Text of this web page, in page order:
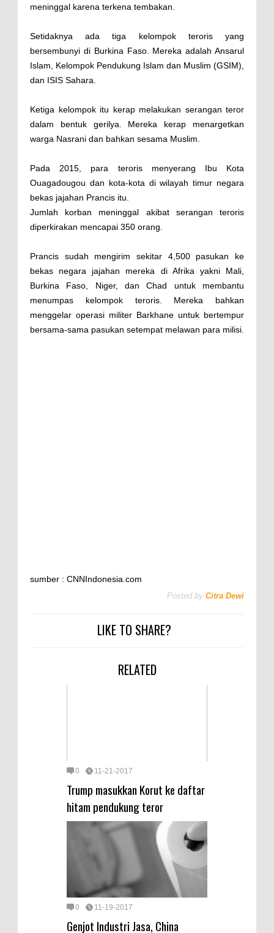
meninggal karena terkena tembakan.
Setidaknya ada tiga kelompok teroris yang
bersembunyi di Burkina Faso. Mereka adalah Ansarul
Islam, Kelompok Pendukung Islam dan Muslim (GSIM),
dan ISIS Sahara.
Ketiga kelompok itu kerap melakukan serangan teror
dalam bentuk gerilya. Mereka kerap menargetkan
warga Nasrani dan bahkan sesama Muslim.
Pada 2015, para teroris menyerang Ibu Kota
Ouagadougou dan kota-kota di wilayah timur negara
bekas jajahan Prancis itu.
Jumlah korban meninggal akibat serangan teroris
diperkirakan mencapai 350 orang.
Prancis sudah mengirim sekitar 4,500 pasukan ke
bekas negara jajahan mereka di Afrika yakni Mali,
Burkina Faso, Niger, dan Chad untuk membantu
menumpas kelompok teroris. Mereka bahkan
menggelar operasi militer Barkhane untuk bertempur
bersama-sama pasukan setempat melawan para milisi.
sumber : CNNIndonesia.com
Posted by Citra Dewi
LIKE TO SHARE?
RELATED
0 11-21-2017
Trump masukkan Korut ke daftar
hitam pendukung teror
0 11-19-2017
Genjot Industri Jasa, China